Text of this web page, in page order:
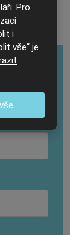
Pro
i
vše“ je